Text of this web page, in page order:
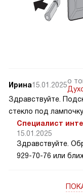
Ирина15.01.2025о
Здравствуйте.
стекло под
Специалист
15.01.2025
Здравствуйте.
929-70-76 или